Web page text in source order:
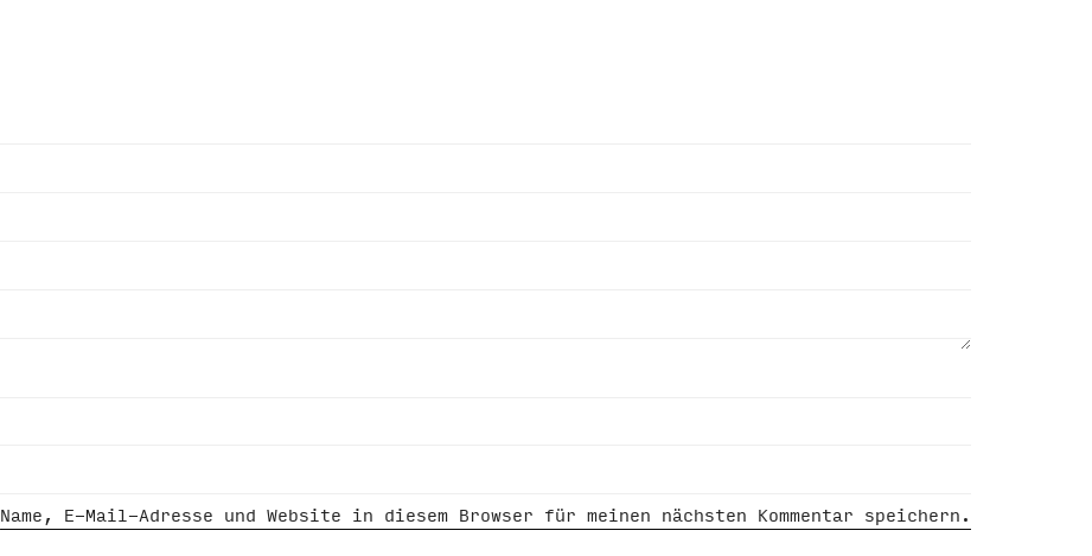
Name, E-Mail-Adresse und Website in diesem Browser für meinen nächsten Kommentar speichern.